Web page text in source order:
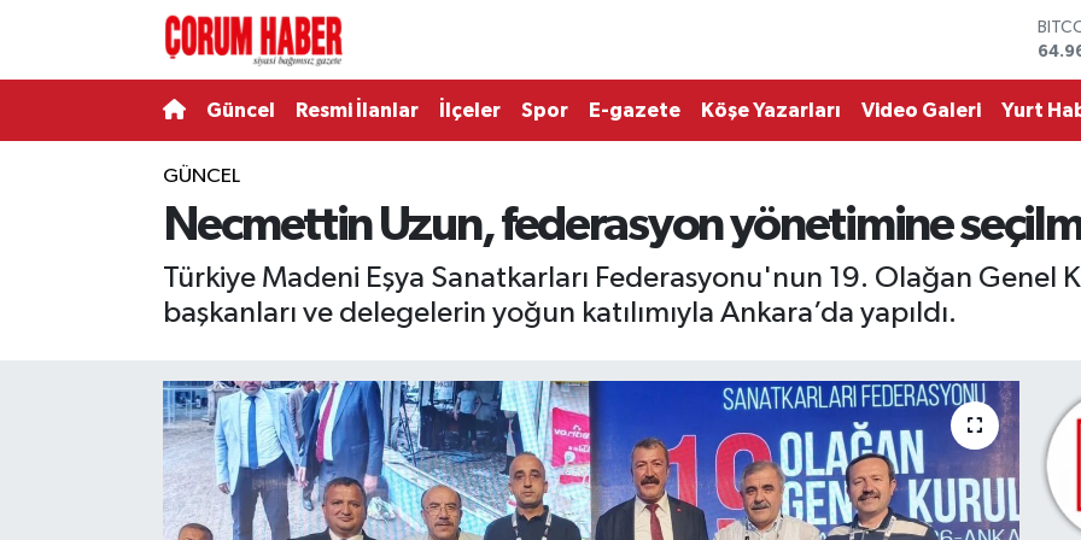
Güncel Resmi İlanlar İlçeler Spor E-gazete Köşe Yazarları Video Galeri Yurt
GÜNCEL
Necmettin Uzun, federasyon yönetimine
Türkiye Madeni Eşya Sanatkarları Federasyonu'nun 19. Olağan Genel
başkanları ve delegelerin yoğun katılımıyla Ankara’da yapıldı.
Resmi İlanlar
Boğazkale
Çorum Namaz Vakitleri
Trafik Durumu
Tüm Manşetler
Son Dakika Haberleri
Haber Arşivi